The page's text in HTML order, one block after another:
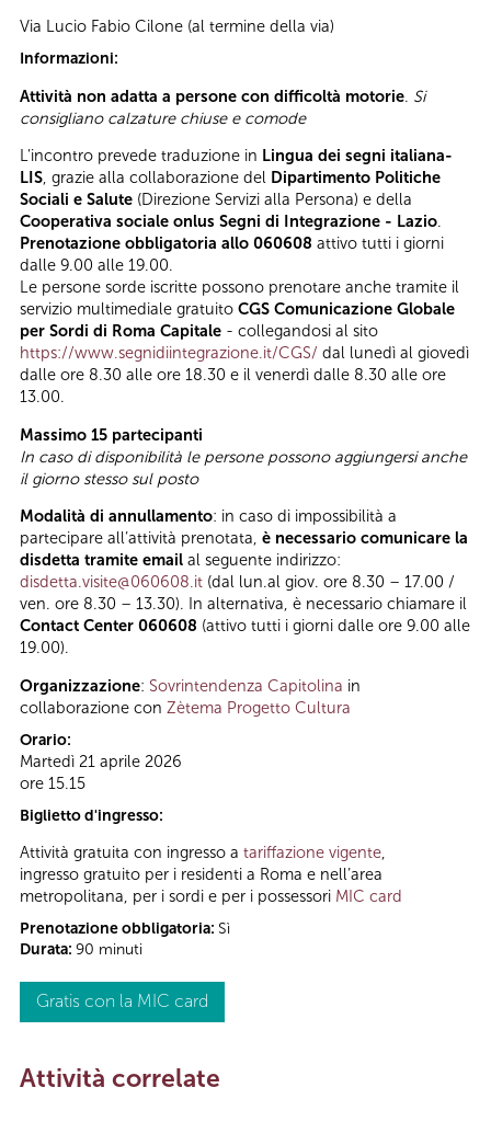
Via Lucio Fabio Cilone (al termine della via)
Informazioni:
Attività non adatta a persone con difficoltà motorie. Si
consigliano calzature chiuse e comode
L'incontro prevede traduzione in Lingua dei segni italiana-
LIS, grazie alla collaborazione del Dipartimento Politiche
Sociali e Salute (Direzione Servizi alla Persona) e della
Cooperativa sociale onlus Segni di Integrazione - Lazio.
Prenotazione obbligatoria allo 060608 attivo tutti i giorni
dalle 9.00 alle 19.00.
Le persone sorde iscritte possono prenotare anche tramite il
servizio multimediale gratuito CGS Comunicazione Globale
per Sordi di Roma Capitale - collegandosi al sito
https://www.segnidiintegrazione.it/CGS/ dal lunedì al giovedì
dalle ore 8.30 alle ore 18.30 e il venerdì dalle 8.30 alle ore
13.00.
Massimo 15 partecipanti
In caso di disponibilità le persone possono aggiungersi anche
il giorno stesso sul posto
Modalità di annullamento: in caso di impossibilità a
partecipare all’attività prenotata, è necessario comunicare la
disdetta tramite email al seguente indirizzo:
disdetta.visite@060608.it (dal lun.al giov. ore 8.30 – 17.00 /
ven. ore 8.30 – 13.30). In alternativa, è necessario chiamare il
Contact Center 060608 (attivo tutti i giorni dalle ore 9.00 alle
19.00).
Organizzazione: Sovrintendenza Capitolina in
collaborazione con Zètema Progetto Cultura
Orario:
Martedì 21 aprile 2026
ore 15.15
Biglietto d'ingresso:
Attività gratuita con ingresso a tariffazione vigente,
ingresso gratuito per i residenti a Roma e nell’area
metropolitana, per i sordi e per i possessori MIC card
Prenotazione obbligatoria: Sì
Durata: 90 minuti
Gratis con la MIC card
Attività correlate